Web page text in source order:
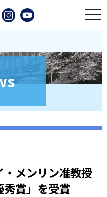
メンリン准教授
賞」を受賞